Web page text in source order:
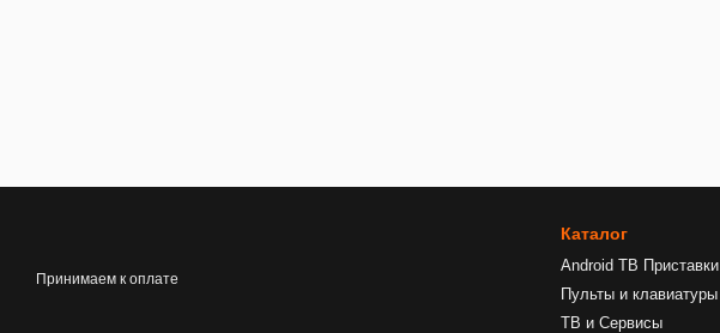
Принимаем к оплате
Каталог
Android ТВ Приставки
Пульты и клавиатуры
ТВ и Сервисы